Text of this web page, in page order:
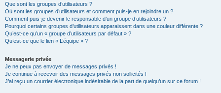
Que sont les groupes d’utilisateurs ?
Où sont les groupes d’utilisateurs et comment puis-je en rejoindre un ?
Comment puis-je devenir le responsable d’un groupe d’utilisateurs ?
Pourquoi certains groupes d’utilisateurs apparaissent dans une couleur différente ?
Qu’est-ce qu’un « groupe d’utilisateurs par défaut » ?
Qu’est-ce que le lien « L’équipe » ?
Messagerie privée
Je ne peux pas envoyer de messages privés !
Je continue à recevoir des messages privés non sollicités !
J’ai reçu un courrier électronique indésirable de la part de quelqu’un sur ce forum !